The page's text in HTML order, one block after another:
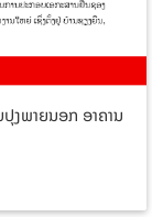
ງພາຍນອກ ອາຄານ